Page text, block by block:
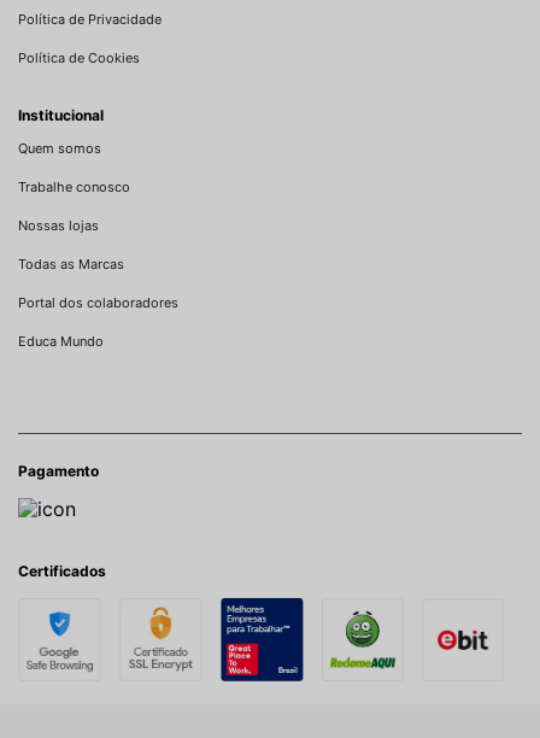
Política de Privacidade
Política de Cookies
Institucional
Quem somos
Trabalhe conosco
Nossas lojas
Todas as Marcas
Portal dos colaboradores
Educa Mundo
Pagamento
Certificados